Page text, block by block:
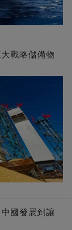
戰略儲備物
國發展到讓